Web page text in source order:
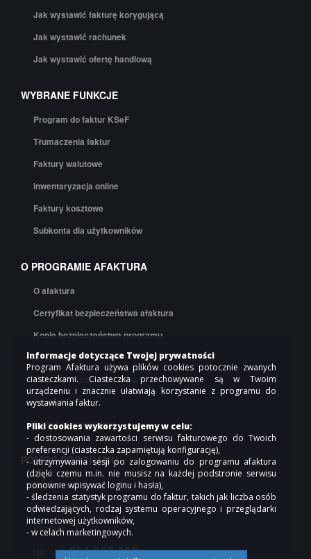
Jak wystawić fakturę korygującą
Jak wystawić rachunek
Jak wystawić ofertę handlową
WYBRANE FUNKCJE
Program do faktur KSeF
Tłumaczenia faktur
Faktury walutowe
Inwentaryzacja online
Faktury kosztowe
Subkonta dla użytkowników
O PROGRAMIE AFAKTURA
O afaktura
Certyfikat bezpieczeństwa afaktura
Kopie bezpieczeństwa programu
API afaktura
Cennik programu do faktur
Regulamin
Polityka prywatności
POMOC PROGRAMU
Pomoc online
Współpraca
Kontakt
tel: +48504 667 000
Informacje dotyczące Twojej prywatności
Program Afaktura używa plików cookies potocznie zwanych
ciasteczkami. Ciasteczka przechowywane są w Twoim
urządzeniu i znacznie ułatwiają korzystanie z programu do
wystawiania faktur.
Pliki cookies wykorzystujemy w celu:
- dostosowania zawartości serwisu fakturowego do Twoich
preferencji (ciasteczka zapamiętują konfigurację),
- utrzymywania sesji po zalogowaniu do programu afaktura
(dzięki czemu m.in. nie musisz na każdej podstronie serwisu
ponownie wpisywać loginu i hasła),
- śledzenia statystyk programu do faktur, takich jak liczba osób
odwiedzających, rodzaj systemu operacyjnego i przeglądarki
internetowej użytkowników,
- w celach marketingowych.